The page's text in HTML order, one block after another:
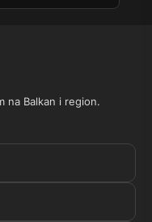
na Balkan i region.